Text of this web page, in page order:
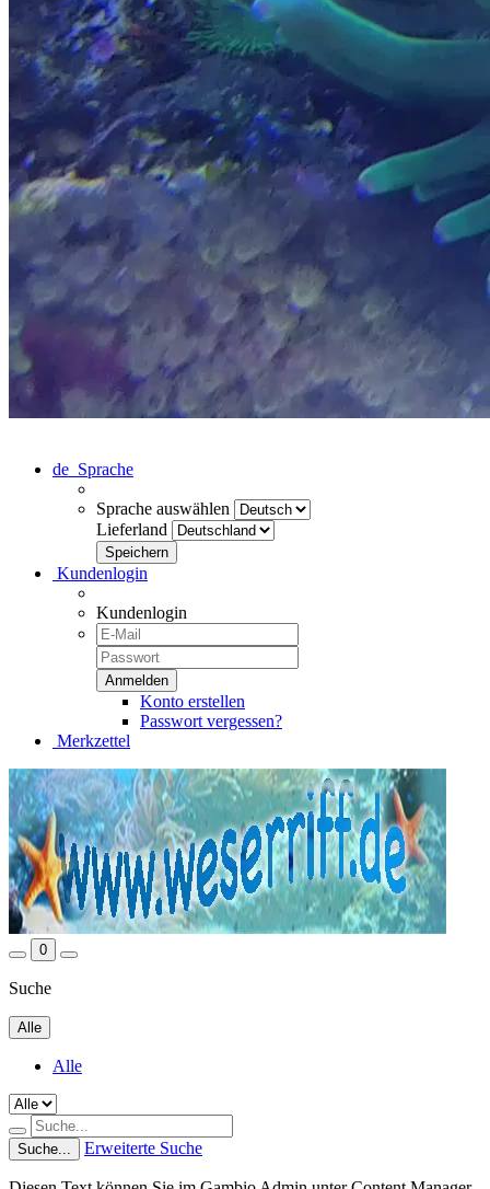
de Sprache
Sprache auswählen
Lieferland
Kundenlogin
Kundenlogin
Konto erstellen
Passwort vergessen?
Merkzettel
0
Suche
Alle
Alle
Suche... Erweiterte Suche